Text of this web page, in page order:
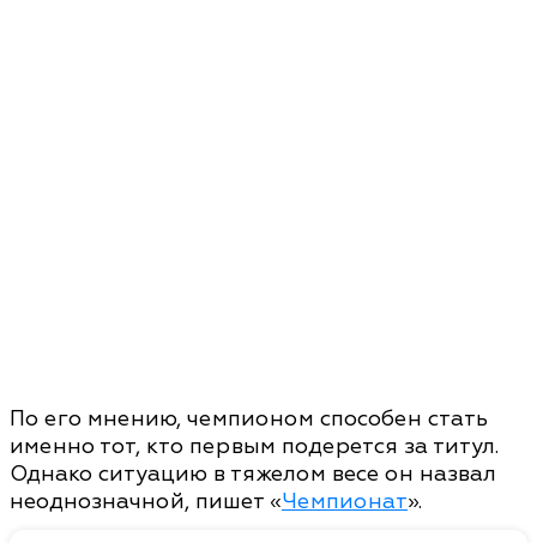
По его мнению, чемпионом способен стать
именно тот, кто первым подерется за титул.
Однако ситуацию в тяжелом весе он назвал
неоднозначной, пишет «Чемпионат».